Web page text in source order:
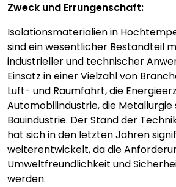
Zweck und Errungenschaft:
Isolationsmaterialien in
sind ein wesentlicher Bestandteil
industrieller und technischer
Einsatz in einer Vielzahl von
Luft- und Raumfahrt, die
Automobilindustrie, die Metallurgie
Bauindustrie. Der Stand der
hat sich in den letzten Jahren
weiterentwickelt, da die
Umweltfreundlichkeit und
werden.